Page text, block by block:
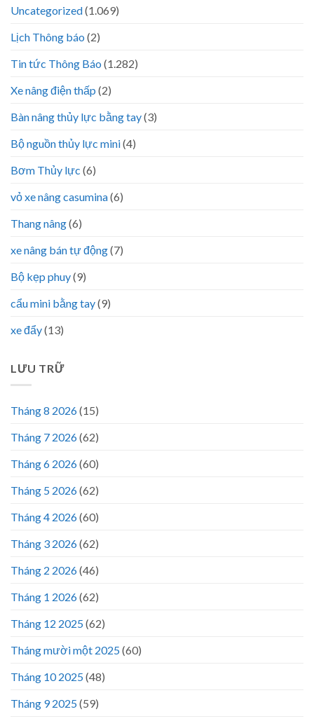
Uncategorized(1.069)
Lịch Thông báo (2)
Tin tức Thông Báo (1.282)
Xe nâng điện thấp (2)
Bàn nâng thủy lực bằng tay(3)
Bộ nguồn thủy lực mini(4)
Bơm Thủy lực (6)
vỏ xe nâng casumina(6)
Thang nâng(6)
xe nâng bán tự động(7)
Bộ kẹp phuy(9)
cẩu mini bằng tay(9)
xe đẩy(13)
LƯU TRỮ
Tháng 8 2026(15)
Tháng 7 2026(62)
Tháng 6 2026(60)
Tháng 5 2026(62)
Tháng 4 2026(60)
Tháng 3 2026(62)
Tháng 2 2026(46)
Tháng 1 2026(62)
Tháng 12 2025(62)
Tháng mười một 2025(60)
Tháng 10 2025(48)
Tháng 9 2025(59)